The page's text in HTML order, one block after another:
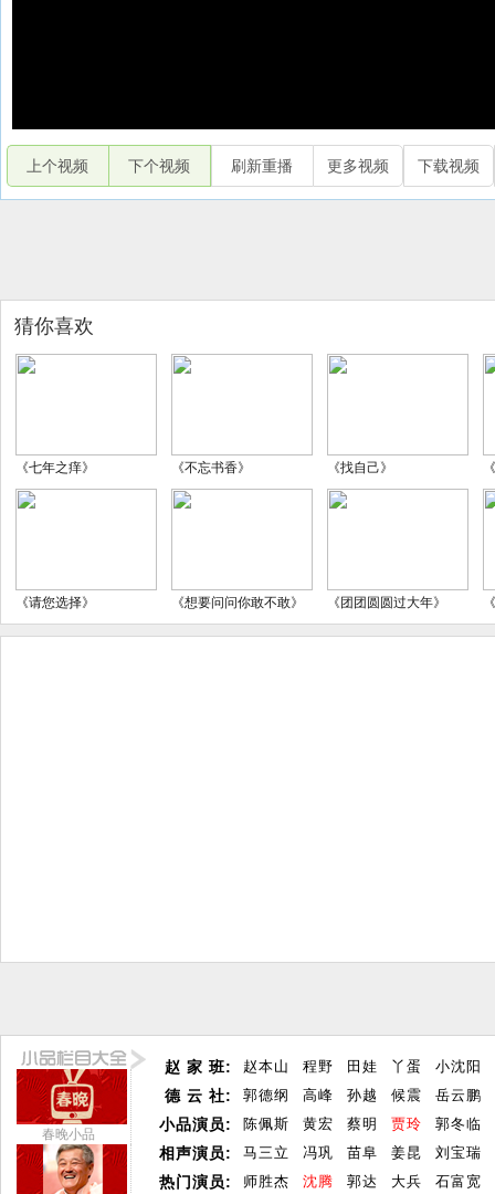
上个视频 下个视频 刷新重播 更多视频 下载视频
猜你喜欢
《七年之痒》 《不忘书香》 《找自己》
《请您选择》 《想要问问你敢不敢》 《团团圆圆过大年》
春晚小品
赵 家 班:
德 云 社:
小品演员:
相声演员:
热门演员:
赵本山 程野 田娃 丫蛋
小沈阳
郭德纲
高峰 孙越 候震
岳云鹏
陈佩斯
黄宏 蔡明 贾玲
郭冬临
马三立
冯巩 苗阜 姜昆
刘宝瑞
师胜杰
沈腾 郭达 大兵 石富宽